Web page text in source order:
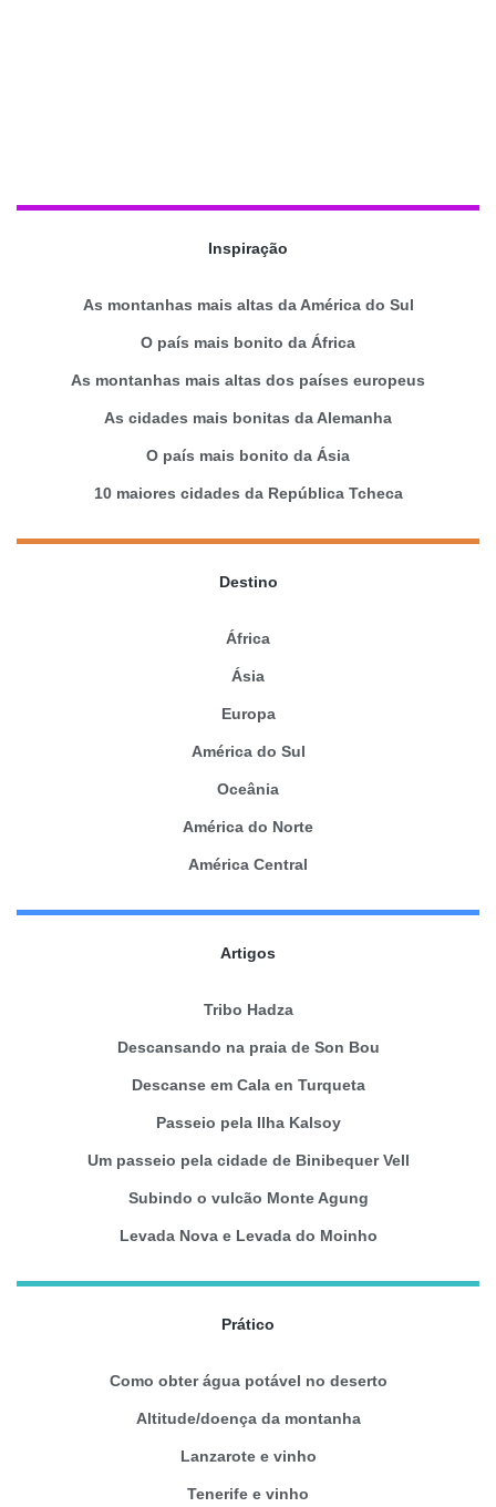
Inspiração
As montanhas mais altas da América do Sul
O país mais bonito da África
As montanhas mais altas dos países europeus
As cidades mais bonitas da Alemanha
O país mais bonito da Ásia
10 maiores cidades da República Tcheca
Destino
África
Ásia
Europa
América do Sul
Oceânia
América do Norte
América Central
Artigos
Tribo Hadza
Descansando na praia de Son Bou
Descanse em Cala en Turqueta
Passeio pela Ilha Kalsoy
Um passeio pela cidade de Binibequer Vell
Subindo o vulcão Monte Agung
Levada Nova e Levada do Moinho
Prático
Como obter água potável no deserto
Altitude/doença da montanha
Lanzarote e vinho
Tenerife e vinho